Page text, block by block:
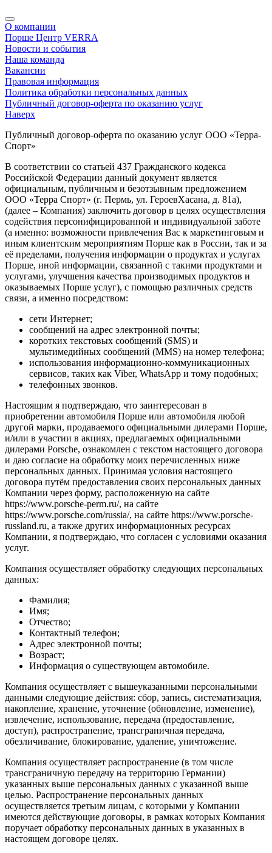
О компании
Порше Центр VERRA
Новости и события
Наша команда
Вакансии
Правовая информация
Политика обработки персональных данных
Публичный договор-оферта по оказанию услуг
Наверх
Публичный договор-оферта по оказанию услуг ООО «Терра-
Спорт»
В соответствии со статьей 437 Гражданского кодекса
Российской Федерации данный документ является
официальным, публичным и безотзывным предложением
ООО «Терра Спорт» (г. Пермь, ул. ГероевХасана, д. 81а),
(далее – Компания) заключить договор в целях осуществления
содействия персонифицированной и индивидуальной заботе
(а именно: возможности привлечения Вас к маркетинговым и
иным клиентским мероприятиям Порше как в России, так и за
её пределами, получения информации о продуктах и услугах
Порше, иной информации, связанной с такими продуктами и
услугами, улучшения качества производимых продуктов и
оказываемых Порше услуг), с помощью различных средств
связи, а именно посредством:
сети Интернет;
сообщений на адрес электронной почты;
коротких текстовых сообщений (SMS) и
мультимедийных сообщений (MMS) на номер телефона;
использования информационно-коммуникационных
сервисов, таких как Viber, WhatsApp и тому подобных;
телефонных звонков.
Настоящим я подтверждаю, что заинтересован в
приобретении автомобиля Порше или автомобиля любой
другой марки, продаваемого официальными дилерами Порше,
и/или в участии в акциях, предлагаемых официальными
дилерами Porsche, ознакомлен с текстом настоящего договора
и даю согласие на обработку моих перечисленных ниже
персональных данных. Принимая условия настоящего
договора путём предоставления своих персональных данных
Компании через форму, расположенную на сайте
https://www.porsche-perm.ru/, на сайте
https://www.porsche.com/russia/, на сайте https://www.porsche-
russland.ru, а также других информационных ресурсах
Компании, я подтверждаю, что согласен с условиями оказания
услуг.
Компания осуществляет обработку следующих персональных
данных:
Фамилия;
Имя;
Отчество;
Контактный телефон;
Адрес электронной почты;
Возраст;
Информация о существующем автомобиле.
Компания осуществляет с вышеуказанными персональными
данными следующие действия: сбор, запись, систематизация,
накопление, хранение, уточнение (обновление, изменение),
извлечение, использование, передача (предоставление,
доступ), распространение, трансграничная передача,
обезличивание, блокирование, удаление, уничтожение.
Компания осуществляет распространение (в том числе
трансграничную передачу на территорию Германии)
указанных выше персональных данных с указанной выше
целью. Распространение персональных данных
осуществляется третьим лицам, с которыми у Компании
имеются действующие договоры, в рамках которых Компания
поручает обработку персональных данных в указанных в
настоящем договоре целях.